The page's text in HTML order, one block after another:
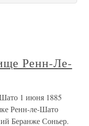
Ренн-Ле-
1 июня 1885
Ренн-ле-Шато
Беранже Соньер.